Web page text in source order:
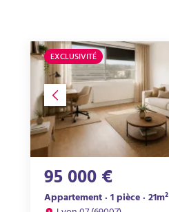
EXCLUSIVITÉ
95 000 €
Appartement · 1 pièce · 21m²